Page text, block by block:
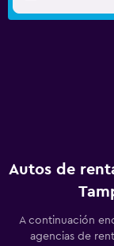
Autos de
A continuación
agencias de